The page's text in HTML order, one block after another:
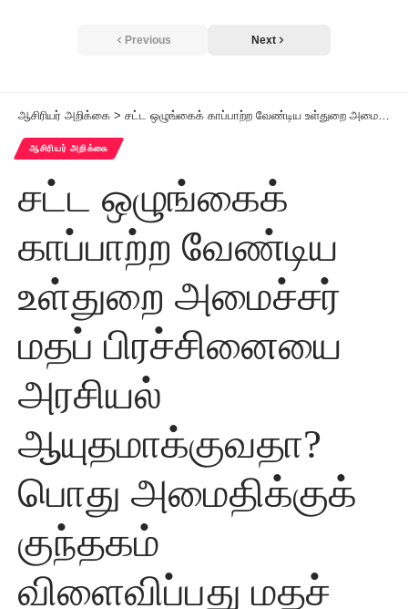
Previous Next
ஆசிரியர் அறிக்கை > சட்ட ஒழுங்கைக் காப்பாற்ற வேண்டிய உள்துறை அமைச்சர் மதப் பிரச்சினையை அரசியல் ஆயுதமாக்குவதா? பொது அமைதிக்குக் குந்தகம் விளைவிப்பது மதச் சுதந்திரம் அல்ல!
ஆசிரியர் அறிக்கை
சட்ட ஒழுங்கைக்
காப்பாற்ற வேண்டிய
உள்துறை அமைச்சர்
மதப் பிரச்சினையை
அரசியல்
ஆயுதமாக்குவதா?
பொது அமைதிக்குக்
குந்தகம்
விளைவிப்பது மதச்